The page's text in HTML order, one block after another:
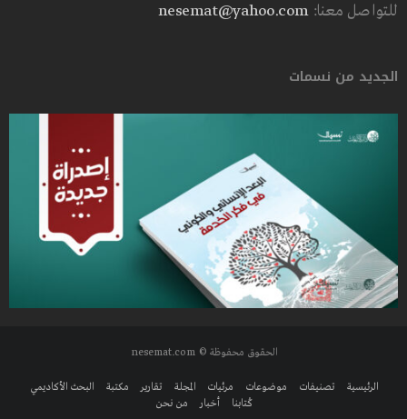
للتواصل معنا:nesemat@yahoo.com
الجديد من نسمات
الحقوق محفوظة © nesemat.com
الرئيسية تصنيفات موضوعات مرئيات المجلة تقارير مكتبة
البحث الأكاديمي
كُتابنا
أخبار من نحن